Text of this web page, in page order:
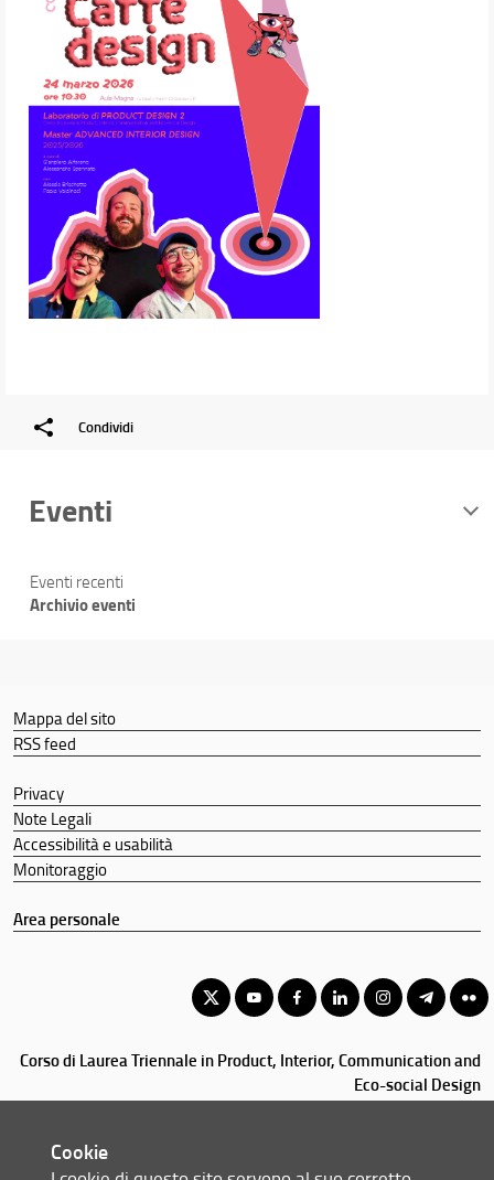
Condividi
Eventi
Eventi recenti
Archivio eventi
Mappa del sito
RSS feed
Privacy
Note Legali
Accessibilità e usabilità
Monitoraggio
Area personale
Corso di Laurea Triennale in Product, Interior, Communication and
Eco-social Design
Cookie